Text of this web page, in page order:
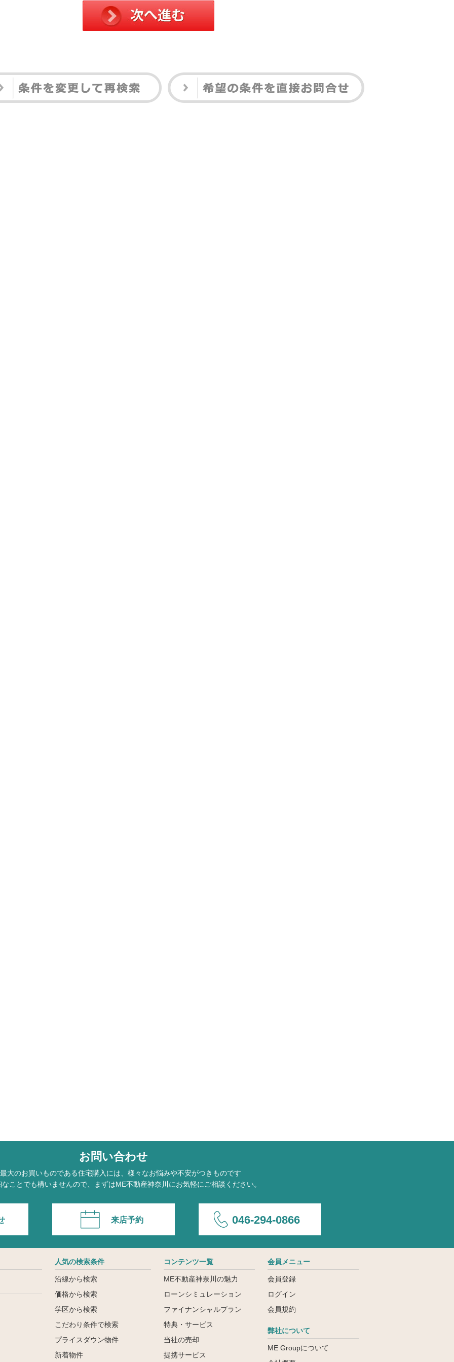
お問い合わせ
大のお買いものである住宅購入には、様々なお悩みや不安がつきものです
ことでも構いませんので、まずはME不動産神奈川にお気軽にご相談ください。
来店予約 046-294-0866
人気の検索条件
沿線から検索
価格から検索
学区から検索
こだわり条件で検索
プライスダウン物件
新着物件
コンテンツ一覧
ME不動産神奈川の魅力
ローンシミュレーション
ファイナンシャルプラン
特典・サービス
当社の売却
提携サービス
会員メニュー
会員登録
ログイン
会員規約
弊社について
ME Groupについて